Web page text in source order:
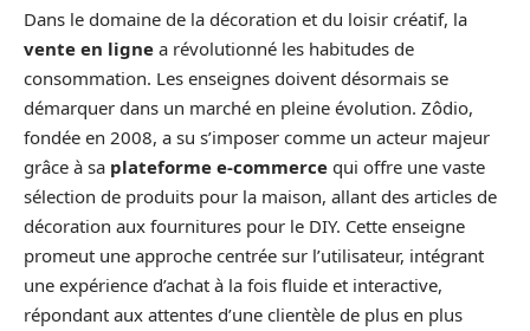
Dans le domaine de la décoration et du loisir créatif, la
vente en ligne a révolutionné les habitudes de
consommation. Les enseignes doivent désormais se
démarquer dans un marché en pleine évolution. Zôdio,
fondée en 2008, a su s’imposer comme un acteur majeur
grâce à sa plateforme e-commerce qui offre une vaste
sélection de produits pour la maison, allant des articles de
décoration aux fournitures pour le DIY. Cette enseigne
promeut une approche centrée sur l’utilisateur, intégrant
une expérience d’achat à la fois fluide et interactive,
répondant aux attentes d’une clientèle de plus en plus